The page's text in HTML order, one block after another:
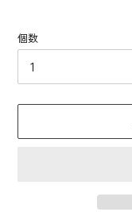
個数